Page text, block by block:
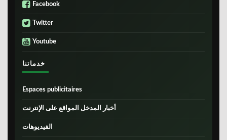
Facebook
Twitter
Youtube
خدماتنا
Espaces publicitaires
أخبار المدخل المواقع على الإنترنت
الفيديوهات